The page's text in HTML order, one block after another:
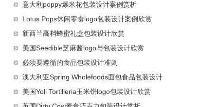
意大利poppy爆米花包装设计案例赏析
Lotus Pops休闲零食logo包装设计案例欣赏
新西兰高档蜂蜜礼盒包装设计欣赏
美国Seedible芝麻酱logo与包装设计欣赏
必须要遵循的食品包装设计准则
澳大利亚Spring Wholefoods面包食品包装设计
美国Yoli Tortilleria玉米饼logo包装设计欣赏